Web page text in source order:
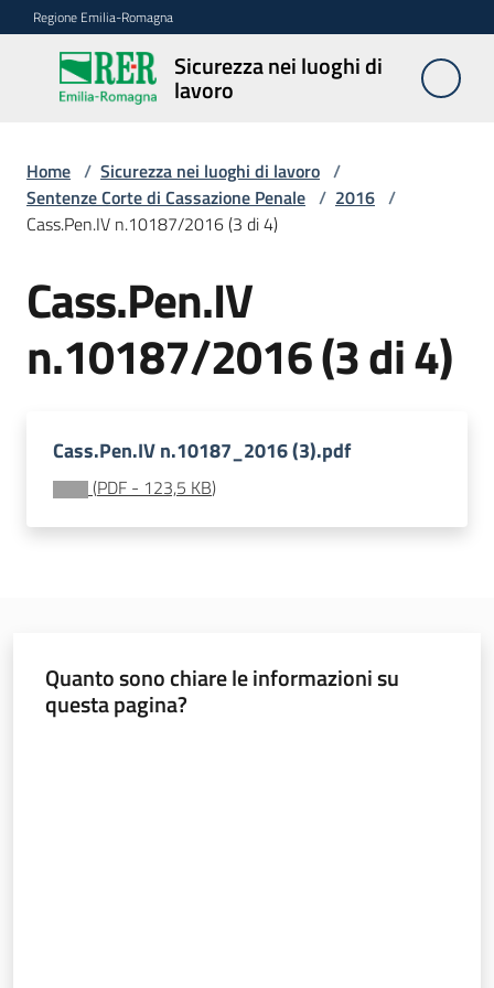
Vai al contenuto
Vai alla navigazione
Vai al footer
Regione Emilia-Romagna
Sicurezza nei luoghi di
lavoro
Sicurezza
nei
lavoro
Sicurezza
costruzioni
Coordinamento
prevenzione
vigilanza
sicurezza
Home / Sicurezza nei luoghi di lavoro /
Sentenze Corte di Cassazione Penale / 2016 /
Cass.Pen.IV n.10187/2016 (3 di 4)
Cass.Pen.IV
n.10187/2016 (3 di 4)
Cass.Pen.IV n.10187_2016 (3).pdf
(PDF - 123,5 KB)
Quanto sono chiare le informazioni su
questa pagina?